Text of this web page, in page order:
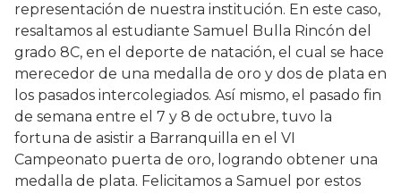
representación de nuestra institución. En este caso,
resaltamos al estudiante Samuel Bulla Rincón del
grado 8C, en el deporte de natación, el cual se hace
merecedor de una medalla de oro y dos de plata en
los pasados intercolegiados. Así mismo, el pasado fin
de semana entre el 7 y 8 de octubre, tuvo la
fortuna de asistir a Barranquilla en el VI
Campeonato puerta de oro, logrando obtener una
medalla de plata. Felicitamos a Samuel por estos